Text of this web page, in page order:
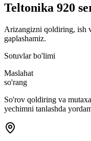
Teltonika 920
Arizangizni qoldiring, ish
gaplashamiz.
Sotuvlar bo'limi
Maslahat
so'rang
So'rov qoldiring va
yechimni tanlashda